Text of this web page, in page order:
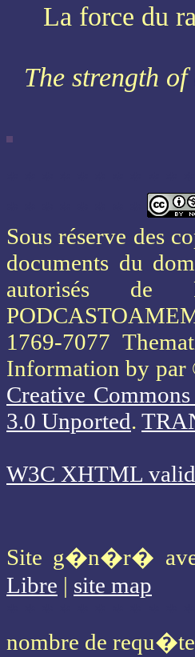
La force du
The strength
Sous réserve des
documents du
autorisés de
1769-7077
Information by par
Creative
3.0 Unported.
W3C XHTML
Site g�n�r�
Libre | site map
nombre de